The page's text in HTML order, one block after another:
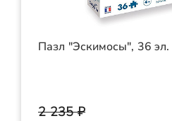
Пазл "Эскимосы", 36 эл.
2 235 ₽